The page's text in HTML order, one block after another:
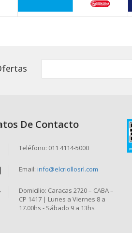
De Contacto
Teléfono: 011 4114-5000
Email:info@elcriollosrl.com
Domicilio: Caracas 2720 – CABA –
CP 1417 | Lunes a Viernes 8 a
17.00hs - Sábado 9 a 13hs